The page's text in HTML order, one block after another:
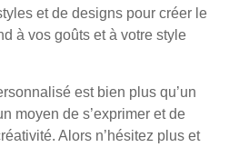
et de designs pour créer le
à vos goûts et à votre style
est bien plus qu’un
moyen de s’exprimer et de
Alors n’hésitez plus et